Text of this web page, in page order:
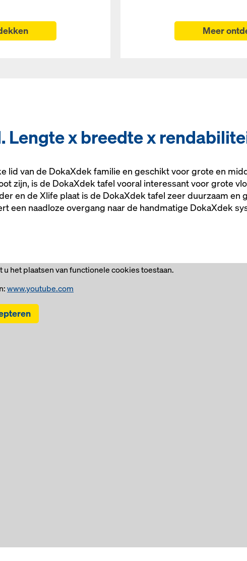
Meer
Lengte x breedte x
lid van de DokaXdek familie en geschikt voor grote en
zijn, is de DokaXdek tafel vooral interessant voor grote
en de Xlife plaat is de DokaXdek tafel zeer duurzaam en
een naadloze overgang naar de handmatige DokaXdek
het plaatsen van functionele cookies toestaan.
www.youtube.com